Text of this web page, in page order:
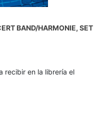
BAND/HARMONIE, SET
recibir en la librería el